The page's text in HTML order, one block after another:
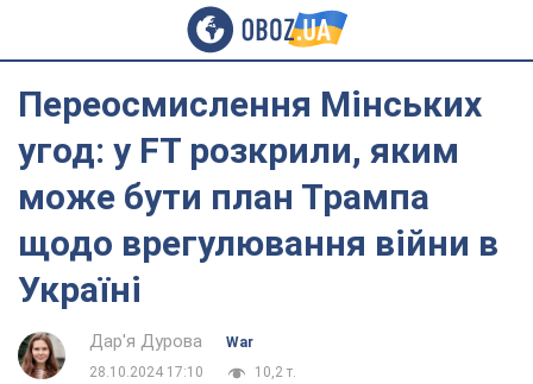
Переосмислення Мінських
угод: у FT розкрили, яким
може бути план Трампа
щодо врегулювання війни в
Україні
Дар'я Дурова
War
28.10.2024 17:10
10,2 т.